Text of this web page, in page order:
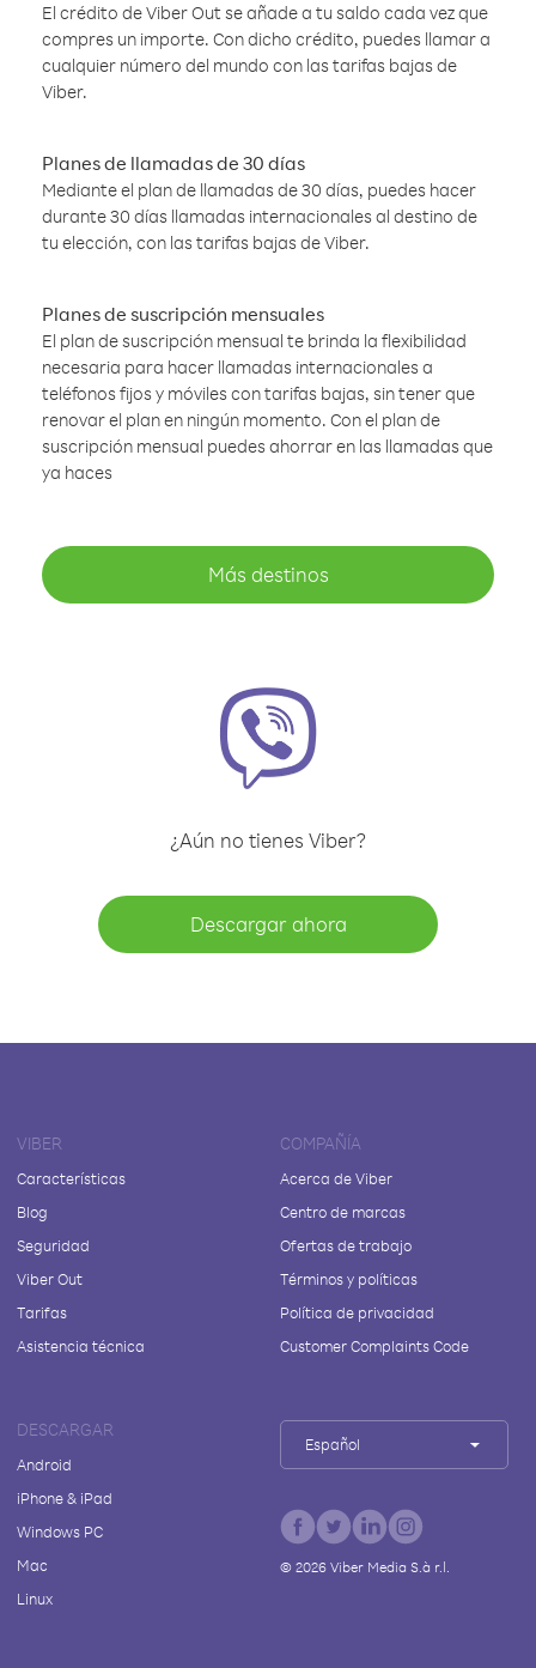
El crédito de Viber Out se añade a tu saldo cada vez que
compres un importe. Con dicho crédito, puedes llamar a
cualquier número del mundo con las tarifas bajas de
Viber.
Planes de llamadas de 30 días
Mediante el plan de llamadas de 30 días, puedes hacer
durante 30 días llamadas internacionales al destino de
tu elección, con las tarifas bajas de Viber.
Planes de suscripción mensuales
El plan de suscripción mensual te brinda la flexibilidad
necesaria para hacer llamadas internacionales a
teléfonos fijos y móviles con tarifas bajas, sin tener que
renovar el plan en ningún momento. Con el plan de
suscripción mensual puedes ahorrar en las llamadas que
ya haces
Más destinos
¿Aún no tienes Viber?
Descargar ahora
VIBER
Características
Blog
Seguridad
Viber Out
Tarifas
Asistencia técnica
COMPAÑÍA
Acerca de Viber
Centro de marcas
Ofertas de trabajo
Términos y políticas
Política de privacidad
Customer Complaints Code
DESCARGAR
Android
iPhone & iPad
Windows PC
Mac
Linux
Español
© 2026Viber Media S.à r.l.